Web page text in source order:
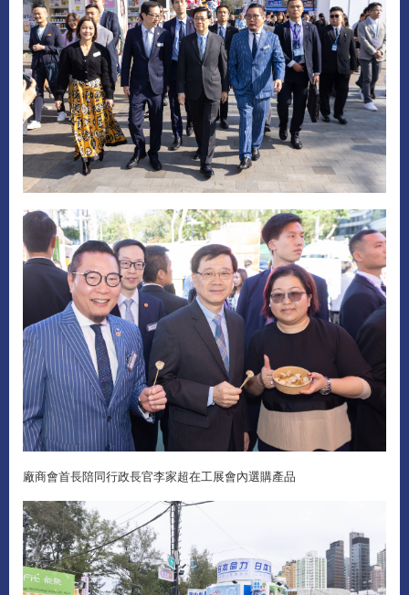
廠商會首長陪同行政長官李家超在工展會內選購產品